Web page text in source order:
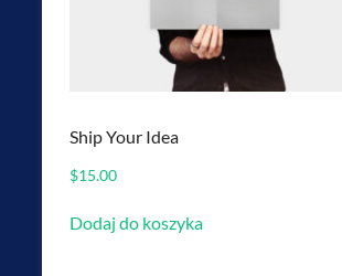
Ship Your Idea
$15.00
Dodaj do koszyka